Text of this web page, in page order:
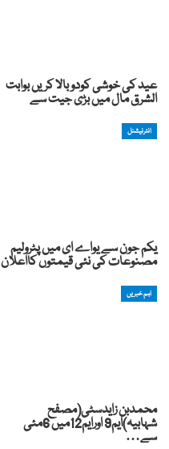
عید کی خوشی کودوبالا کریں بوابت
الشرق مال میں بڑی جیت سے
انٹرنیشنل
یکم جون سے یواے ای میں پٹرولیم
مصنوعات کی نئی قیمتوں کااعلان
اہم خبریں
محمدبن زایدسٹی(مصفح
شہابیہ)ایم9 اورایم12میں 6مئی
سے…